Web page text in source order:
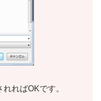
ればOKです。